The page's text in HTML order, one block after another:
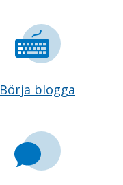
Börja blogga